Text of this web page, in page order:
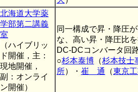
北海道大学薬
学部第二講義
室
（ハイブリッ
ド開催，主：
現地開催，
副：オンライ
ン開催）
同一構成で昇・降圧
な、高い昇・降圧比
DC-DCコンバータ回
○杉本泰博 （杉本技士
所）・ 崔 通 （東京